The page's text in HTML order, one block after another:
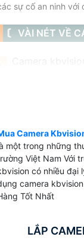
sự cố an ninh với
〘 VÀI NÉT VỀ
Camera
IP,
analog thông
dự án nhà
nhiều hệ
phẩm được sản xuất
Camera
một trong những
Việt Nam Với
có nhiều đại
camera
Tốt Nhất
LẮP